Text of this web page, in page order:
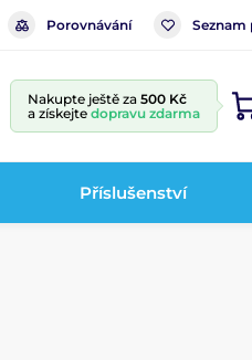
Porovnávání Seznam
Nakupte ještě za 500 Kč
a získejte dopravu zdarma
Příslušenství